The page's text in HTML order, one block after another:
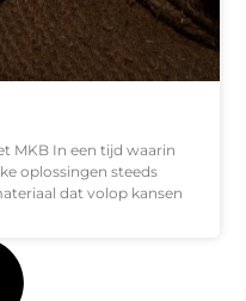
MKB In een tijd waarin
oplossingen steeds
dat volop kansen